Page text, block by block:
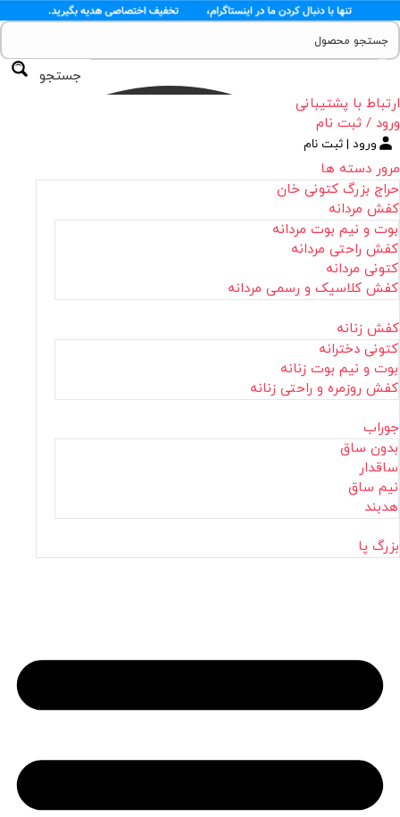
جستجو
ارتباط با پشتیبانی
ورود / ثبت نام
ورود | ثبت نام
مرور دسته ها
حراج بزرگ کتونی خان
کفش مردانه
بوت و نیم بوت مردانه
کفش راحتی مردانه
کتونی مردانه
کفش کلاسیک و رسمی مردانه
کفش زنانه
کتونی دخترانه
بوت و نیم بوت زنانه
کفش روزمره و راحتی زنانه
جوراب
بدون ساق
ساقدار
نیم ساق
هدبند
بزرگ پا